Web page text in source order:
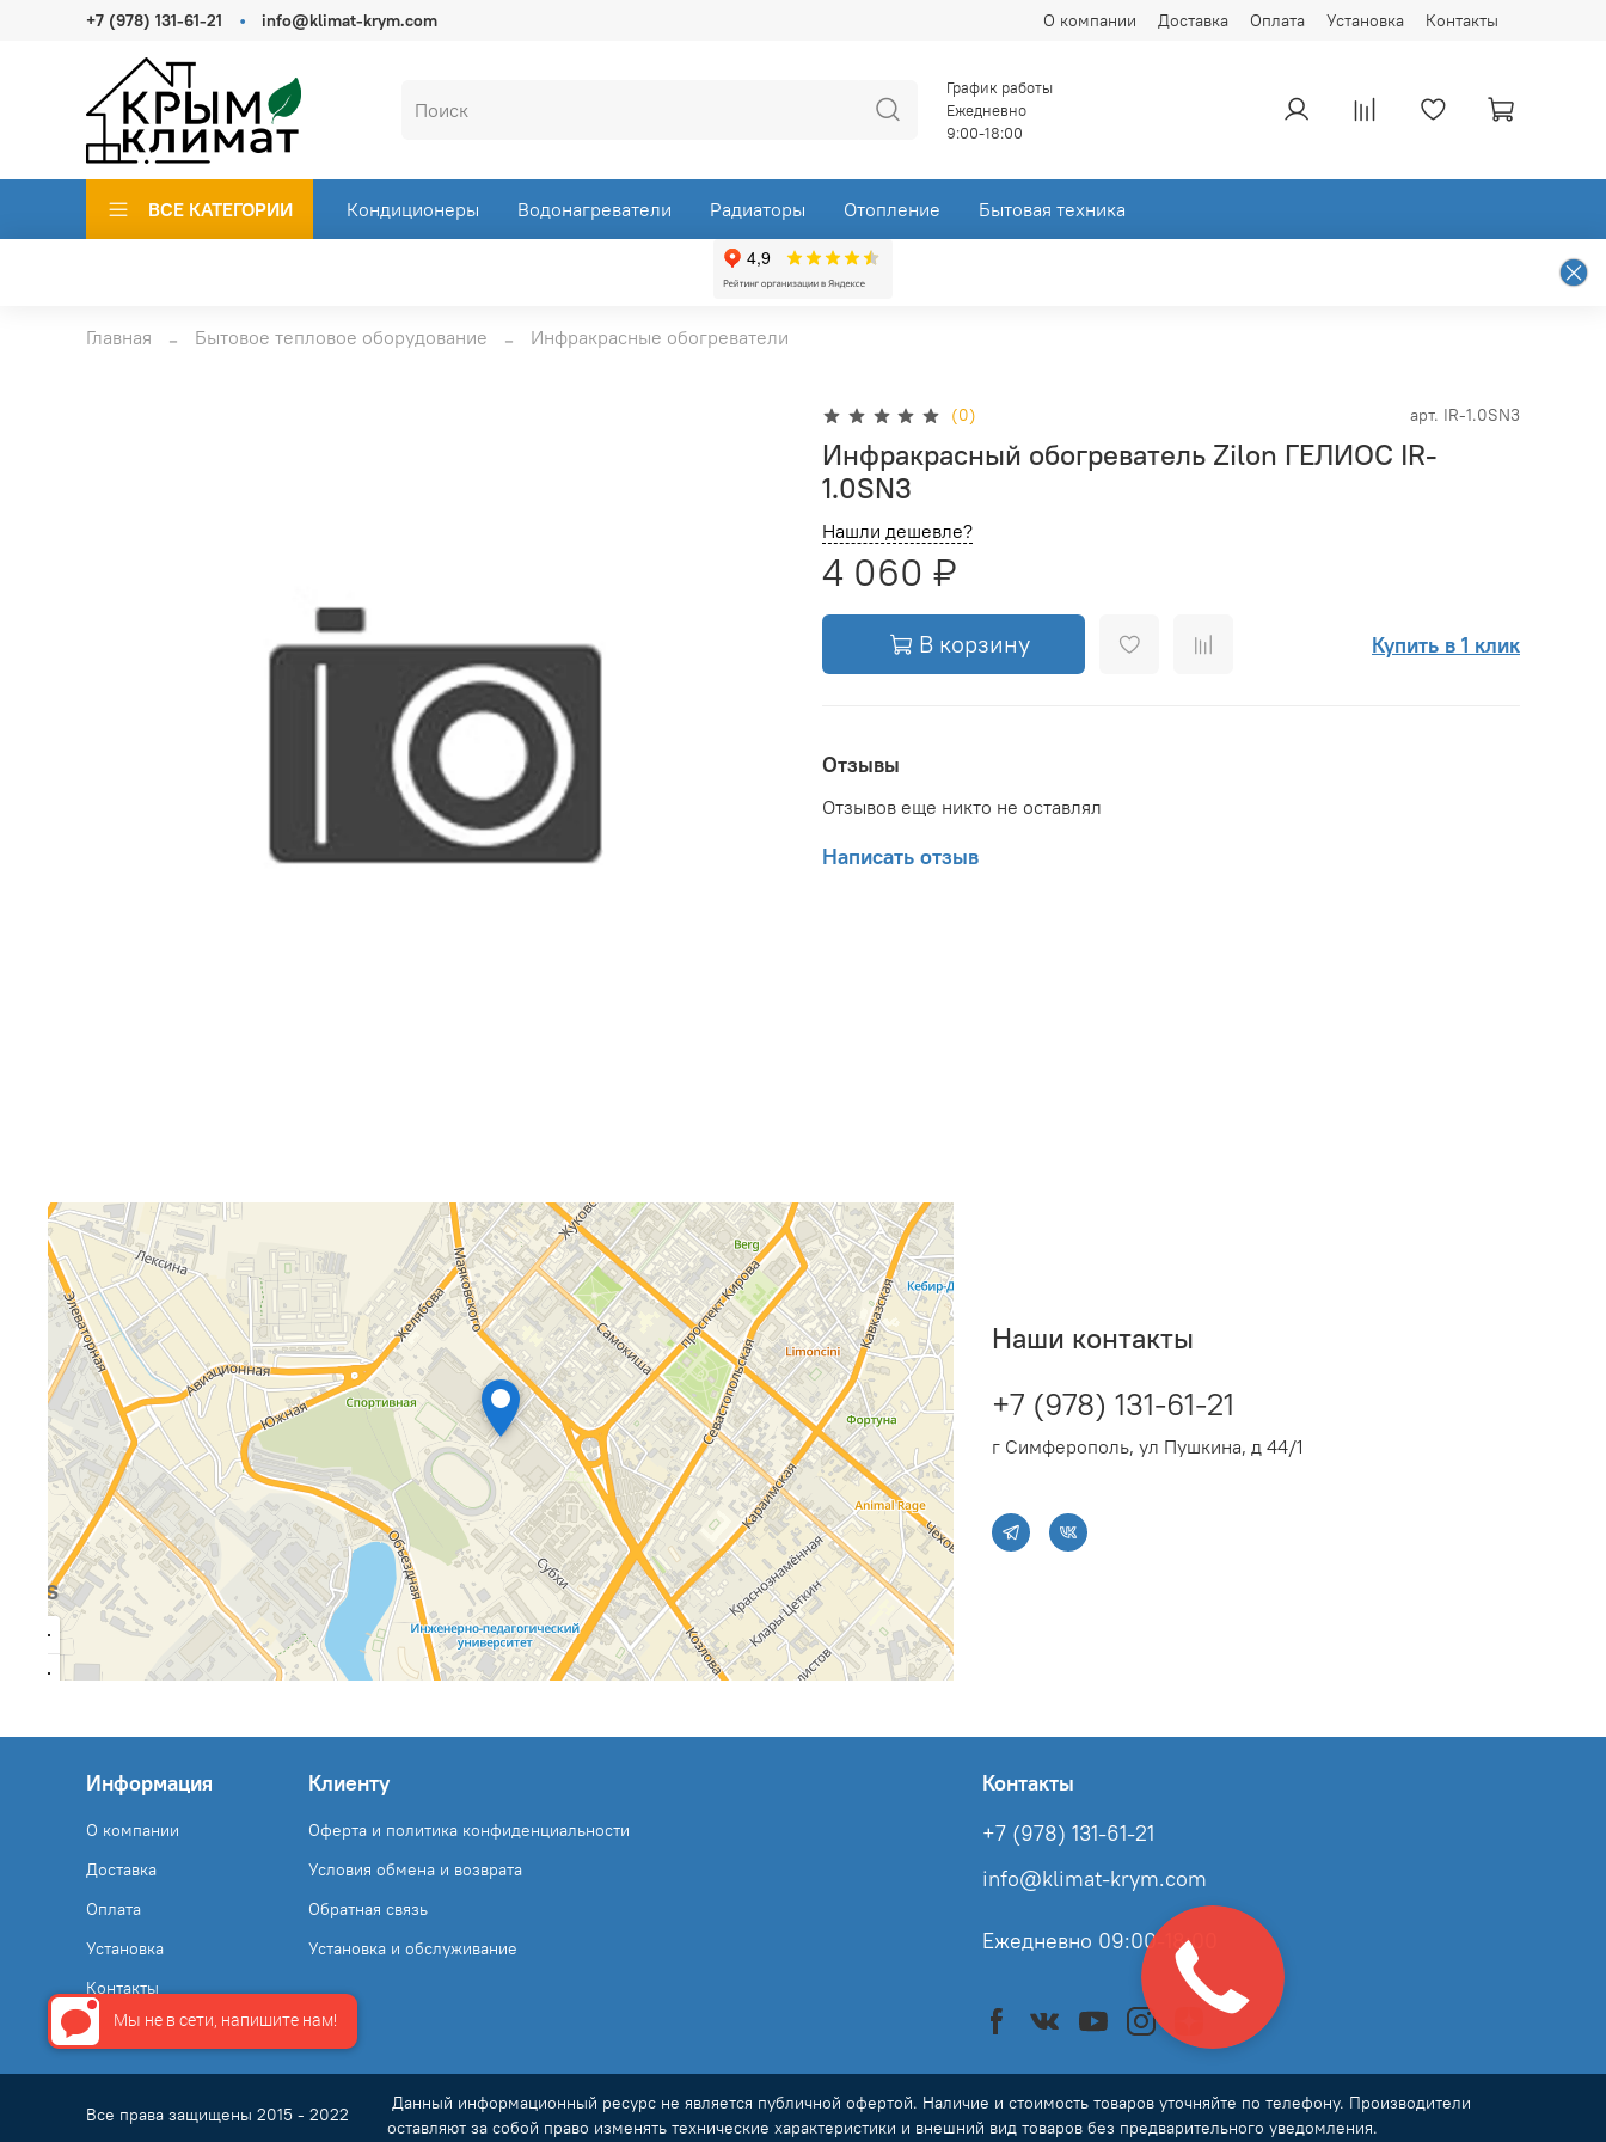
О компании Доставка Оплата Установка Контакты
+7 (978) 131-61-21 info@klimat-krym.com
График работы
Ежедневно
9:00-18:00
ВСЕ КАТЕГОРИИ Кондиционеры Водонагреватели Радиаторы Отопление Бытовая техника
Главная Бытовое тепловое оборудование Инфракрасные обогреватели
(0) арт. IR-1.0SN3
Инфракрасный обогреватель Zilon ГЕЛИОС IR-
1.0SN3
Нашли дешевле?
4 060 ₽
В корзину Купить в 1 клик
Отзывы
Отзывов еще никто не оставлял
Написать отзыв
Наши контакты
+7 (978) 131-61-21
г Симферополь, ул Пушкина, д 44/1
Информация
О компании
Доставка
Оплата
Установка
Контакты
Клиенту
Оферта и политика конфиденциальности
Условия обмена и возврата
Обратная связь
Установка и обслуживание
Контакты
+7 (978) 131-61-21
info@klimat-krym.com
Ежедневно 09:00-18:00
Все права защищены 2015 - 2022
Данный информационный ресурс не является публичной офертой. Наличие и стоимость товаров уточняйте по телефону. Производители
оставляют за собой право изменять технические характеристики и внешний вид товаров без предварительного уведомления.
Мы не в сети, напишите нам!